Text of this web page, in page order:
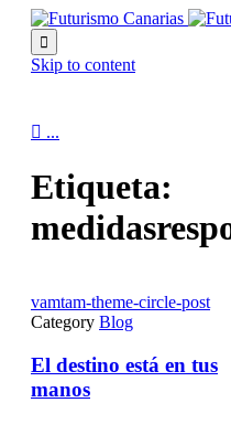

Skip to content
 ...
Etiqueta:
vamtam-theme-circle-post
Category Blog
El destino está en tus
manos